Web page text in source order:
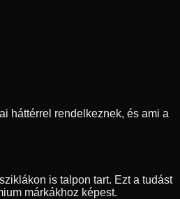
háttérrel rendelkeznek, és ami a
is talpon tart. Ezt a tudást
márkákhoz képest.